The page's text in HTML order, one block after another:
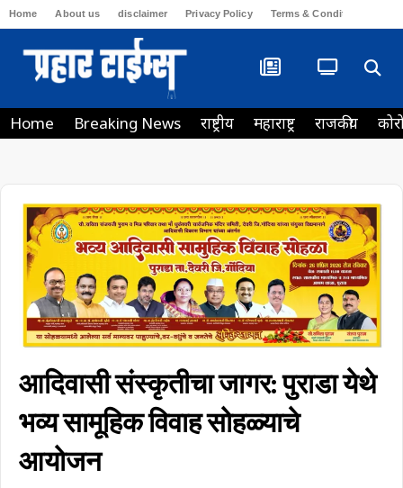
Home About us disclaimer Privacy Policy Terms & Conditions
Home Breaking News राष्ट्रीय महाराष्ट्र राजकीय
आदिवासी संस्कृतीचा जागर: पुराडा येथे
भव्य सामूहिक विवाह सोहळ्याचे
आयोजन